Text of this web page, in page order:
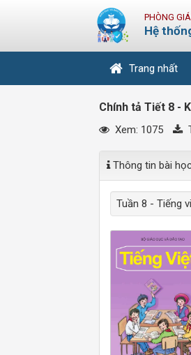
PHÒNG
Hệ
Trang nhất
Chính tả Tiết 8 -
Xem: 1075
Thông tin bài
Tuần 8 - Tiếng